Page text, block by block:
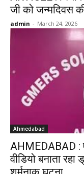
जी को जन्मदिवस
admin - March 24, 2026
Ahmedabad
AHMEDABAD
वीडियो बनाता